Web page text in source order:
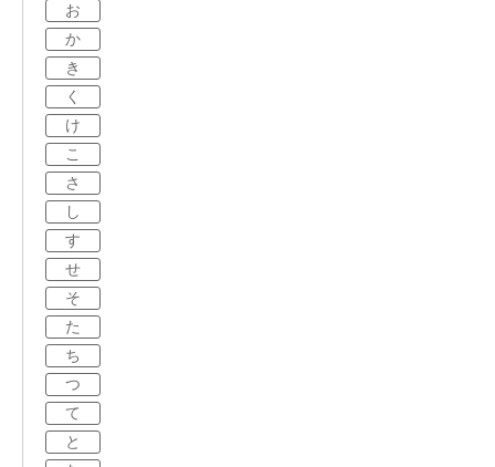
お
か
き
く
け
こ
さ
し
す
せ
そ
た
ち
つ
て
と